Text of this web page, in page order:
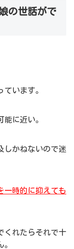
の世話がで
ています。
に近い。
しかねないので迷
一時的に抑えても
くれたらそれで十